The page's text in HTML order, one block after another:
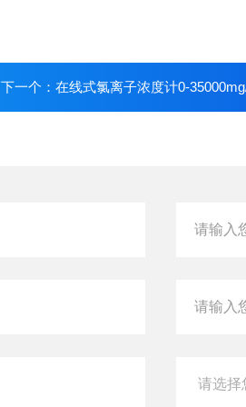
下一个： 在线式氯离子浓度计0-